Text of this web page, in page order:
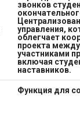
звонков
управления,
облегчает
проекта между
участниками
включая
наставников.
Функция для